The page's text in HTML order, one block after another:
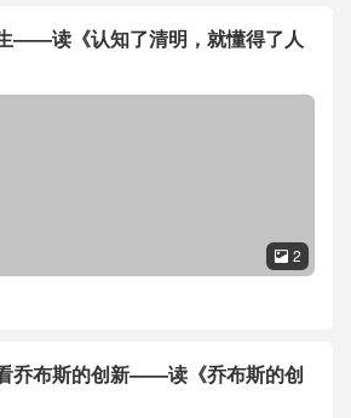
——读《认知了清明，就懂得了人
 2
乔布斯的创新——读《乔布斯的创